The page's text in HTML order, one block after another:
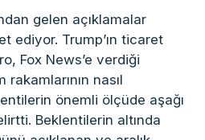
gelen açıklamalar
ediyor. Trump’ın ticaret
Fox News’e verdiği
nasıl
önemli ölçüde aşağı
Beklentilerin altında